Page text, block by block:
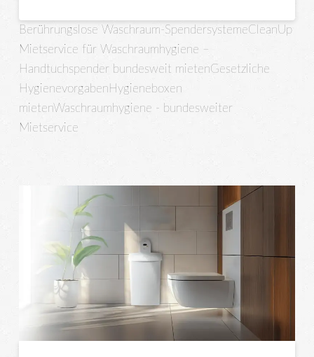
Berührungslose Waschraum-SpendersystemeCleanUp
Mietservice für Waschraumhygiene –
Handtuchspender bundesweit mietenGesetzliche
HygienevorgabenHygieneboxen
mietenWaschraumhygiene - bundesweiter
Mietservice